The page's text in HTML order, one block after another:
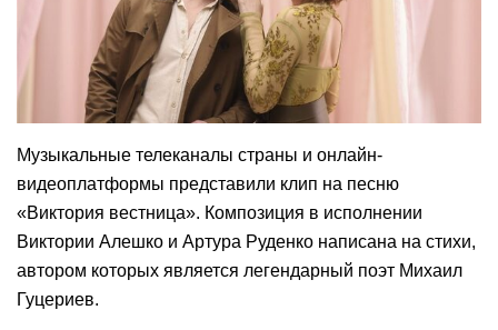
Музыкальные телеканалы страны и онлайн-
видеоплатформы представили клип на песню
«Виктория вестница». Композиция в исполнении
Виктории Алешко и Артура Руденко написана на стихи,
автором которых является легендарный поэт Михаил
Гуцериев.